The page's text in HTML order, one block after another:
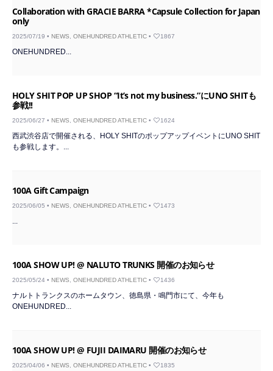
Collaboration with GRACIE BARRA *Capsule Collection for Japan
only
2025/07/19 • NEWS ONEHUNDRED ATHLETIC • 1867
ONEHUNDRED...
HOLY SHIT POP UP SHOP “It’s not my business.”にUNO SHITも
参戦!!
2025/06/27 • NEWS ONEHUNDRED ATHLETIC • 1624
西武渋谷店で開催される、HOLY SHITのポップアップイベントにUNO SHIT
も参戦します。...
100A Gift Campaign
2025/06/05 • NEWS ONEHUNDRED ATHLETIC • 1473
100A SHOW UP! @ NALUTO TRUNKS 開催のお知らせ
2025/05/24 • NEWS ONEHUNDRED ATHLETIC • 1436
ナルトトランクスのホームタウン、徳島県・鳴門市にて、今年も
ONEHUNDRED...
100A SHOW UP! @ FUJII DAIMARU 開催のお知らせ
2025/04/06 • NEWS ONEHUNDRED ATHLETIC • 1835